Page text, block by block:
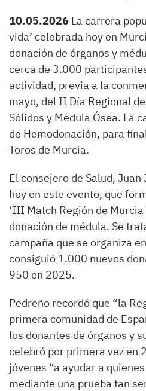
10.05.2026 La carrera
vida’ celebrada hoy en
donación de órganos y
cerca de 3.000
actividad, previa a la
mayo, del II Día Regional
Sólidos y Medula Ósea. La
de Hemodonación, para
Toros de Murcia.
El consejero de Salud,
hoy en este evento, que
‘III Match Región de
donación de médula. Se
campaña que se organiza
consiguió 1.000 nuevos
950 en 2025.
Pedreño recordó que “la
primera comunidad de
los donantes de órganos y
celebró por primera vez en
jóvenes “a ayudar a
mediante una prueba tan